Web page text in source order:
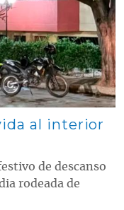
al interior
de descanso
rodeada de